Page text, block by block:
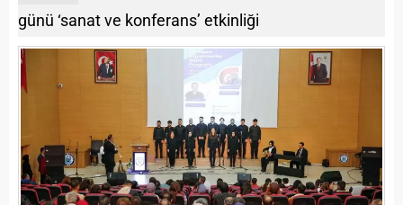
günü ‘sanat ve konferans’ etkinliği